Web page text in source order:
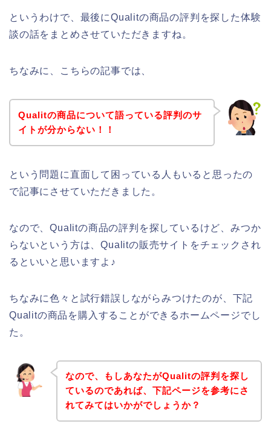
というわけで、最後にQualitの商品の評判を探した体験
談の話をまとめさせていただきますね。
ちなみに、こちらの記事では、
Qualitの商品について語っている評判のサ
イトが分からない！！
という問題に直面して困っている人もいると思ったの
で記事にさせていただきました。
なので、Qualitの商品の評判を探しているけど、みつか
らないという方は、Qualitの販売サイトをチェックされ
るといいと思いますよ♪
ちなみに色々と試行錯誤しながらみつけたのが、下記
Qualitの商品を購入することができるホームページでし
た。
なので、もしあなたがQualitの評判を探し
ているのであれば、下記ページを参考にさ
れてみてはいかがでしょうか？